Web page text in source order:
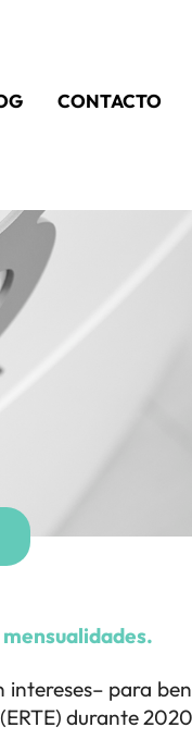
CONTACTO
intereses– para
durante